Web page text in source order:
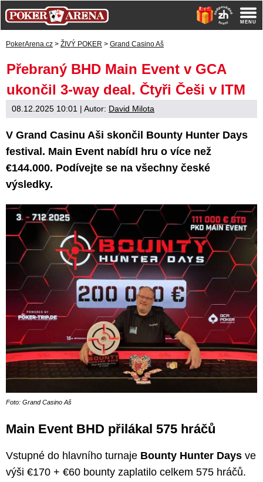
PokerArena.cz > ŽIVÝ POKER > Grand Casino Aš
Přebraný BHD Main Event v GCA
ukončil 3-way deal. Čtyři Češi v ITM
08.12.2025 10:01 | Autor: David Milota
V Grand Casinu Aši skončil Bounty Hunter Days
festival. Main Event nabídl hru o více než
€144.000. Podívejte se na všechny české
výsledky.
Foto: Grand Casino Aš
Main Event BHD přilákal 575 hráčů
Vstupné do hlavního turnaje Bounty Hunter Days ve
výši €170 + €60 bounty zaplatilo celkem 575 hráčů.